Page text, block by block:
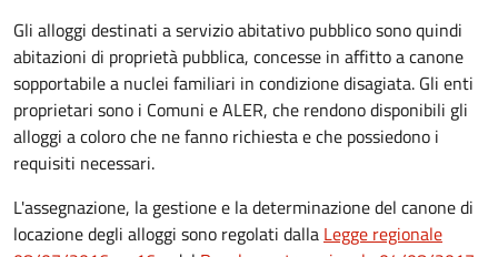
Gli alloggi destinati a servizio abitativo pubblico sono quindi
abitazioni di proprietà pubblica, concesse in affitto a canone
sopportabile a nuclei familiari in condizione disagiata. Gli enti
proprietari sono i Comuni e ALER, che rendono disponibili gli
alloggi a coloro che ne fanno richiesta e che possiedono i
requisiti necessari.
L'assegnazione, la gestione e la determinazione del canone di
locazione degli alloggi sono regolati dalla Legge regionale